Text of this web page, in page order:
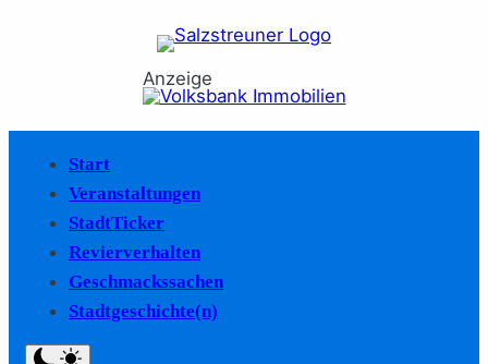
Anzeige
Start
Veranstaltungen
StadtTicker
Revierverhalten
Geschmackssachen
Stadtgeschichte(n)